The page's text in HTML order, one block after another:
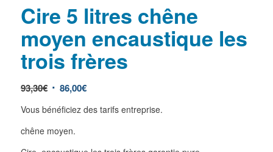
Cire 5 litres chêne
moyen encaustique les
trois frères
93,30€ 86,00€
Vous bénéficiez des tarifs entreprise.
chêne moyen.